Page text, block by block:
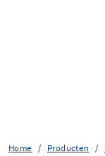
Home Producten